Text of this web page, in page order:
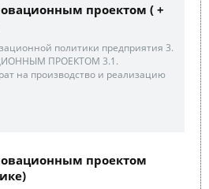
проектом ( +
политики предприятия 3.
ПРОЕКТОМ 3.1.
на производство и реализацию
проектом